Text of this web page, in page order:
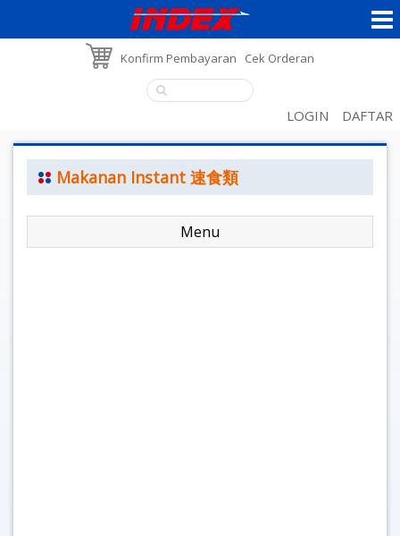
Konfirm Pembayaran Cek Orderan
LOGIN DAFTAR
Makanan Instant 速食類
Menu